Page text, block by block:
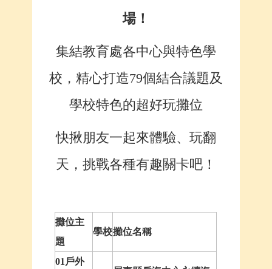
場！
集結教育處各中心與特色學
校，精心打造79個結合議題及
學校特色的超好玩攤位
快揪朋友一起來體驗、玩翻
天，挑戰各種有趣關卡吧！
攤位主
題
學校攤位名稱
01戶外